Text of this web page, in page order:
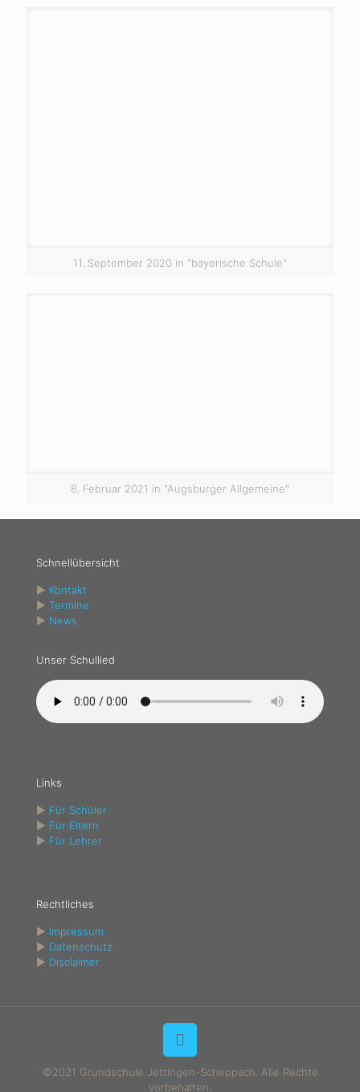
11. September 2020 in "bayerische Schule"
8. Februar 2021 in "Augsburger Allgemeine"
Schnellübersicht
► Kontakt
► Termine
► News
Unser Schullied
Links
► Für Schüler
► Für Eltern
► Für Lehrer
Rechtliches
► Impressum
► Datenschutz
► Disclaimer
©2021 Grundschule Jettingen-Scheppach. Alle Rechte
vorbehalten.